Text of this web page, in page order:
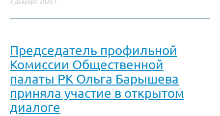
4 декабря 2025 г.
Председатель профильной
Комиссии Общественной
палаты РК Ольга Барышева
приняла участие в открытом
диалоге